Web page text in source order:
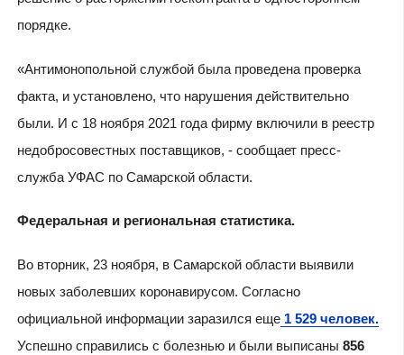
порядке.
«Антимонопольной службой была проведена проверка
факта, и установлено, что нарушения действительно
были. И с 18 ноября 2021 года фирму включили в реестр
недобросовестных поставщиков, - сообщает пресс-
служба УФАС по Самарской области.
Федеральная и региональная статистика.
Во вторник, 23 ноября, в Самарской области выявили
новых заболевших коронавирусом. Согласно
официальной информации заразился еще1 529 человек.
Успешно справились с болезнью и были выписаны 856